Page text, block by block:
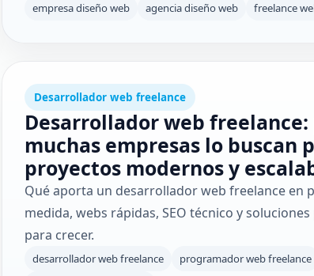
empresa diseño web agencia diseño web freelance
Desarrollador web freelance
Desarrollador web freelance:
muchas empresas lo buscan
proyectos modernos y
Qué aporta un desarrollador web freelance en
medida, webs rápidas, SEO técnico y
para crecer.
desarrollador web freelance
programador web freelance